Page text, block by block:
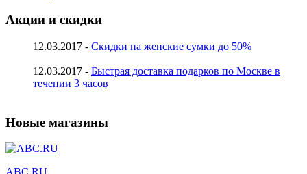
Акции и скидки
12.03.2017 - Скидки на женские сумки до 50%
12.03.2017 - Быстрая доставка подарков по Москве в
течении 3 часов
Новые магазины